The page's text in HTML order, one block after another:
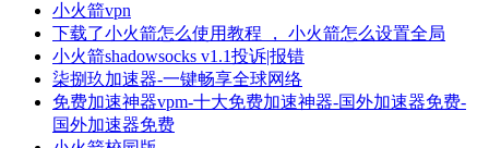
小火箭vpn
下载了小火箭怎么使用教程 ， 小火箭怎么设置全局
小火箭shadowsocks v1.1投诉|报错
柒捌玖加速器-一键畅享全球网络
免费加速神器vpm-十大免费加速神器-国外加速器免费-
国外加速器免费